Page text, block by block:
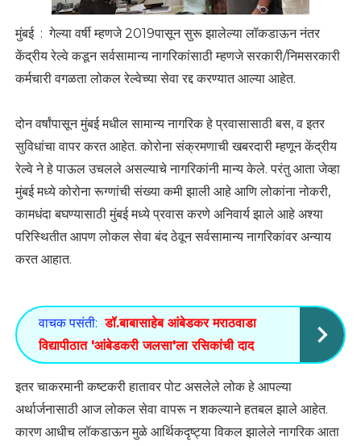
मुंबई : गेल्या वर्षी म्हणजे 2019पासून सुरू झालेल्या लॉकडाऊन नंतर
केंद्रीय रेल्वे कडून सर्वसामान्य नागरिकांसाठी म्हणजे सरकारी/निमसरकारी
कर्मचारी वगळता लोकल रेल्वेच्या सेवा रद्द करण्यात आल्या आहेत.
दोन वर्षांपासून मुंबई मधील सामान्य नागरिक हे प्रवासासाठी बस, व इतर
सुविधांचा वापर करत आहेत. कोरोना संक्रमणाची खबरदारी म्हणून केंद्रीय
रेल्वे ने हे पाऊल उचलले असल्याचे नागरिकांनी मान्य केले. परंतु आता जेव्हा
मुंबई मध्ये कोरोना रूग्णांची संख्या कमी झाली आहे आणि लोकांना नोकरी,
कामधंदा बघण्यासाठी मुंबई मध्ये प्रवास करणे अनिवार्य झाले आहे अश्या
परिस्थितीत आपण लोकल सेवा बंद ठेवून सर्वसामान्य नागरिकांवर अन्याय
करत आहात.
वाचक पसंती: डॉ.बाबासाहेब आंबेडकर मराठवाडा
विद्यापीठात 'आंबेडकरी जलसा'ला रसिकांची दाद
इतर चाकरमानी कष्टकरी हातावर पोट असलेले लोक हे आपल्या
अर्थार्जनासाठी आज लोकल सेवा वापरू न शकल्याने हतबल झाले आहेत.
कारण आधीच लॉकडाऊन मुळे आर्थिकदृष्ट्या विकल झालेले नागरिक आता